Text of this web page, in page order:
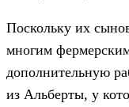
Поскольку их
многим
дополнительную
из Альберты, у